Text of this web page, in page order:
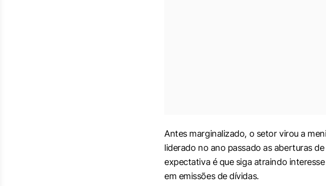
Antes marginalizado, o setor virou a
liderado no ano passado as aberturas
expectativa é que siga atraindo
em emissões de dívidas.